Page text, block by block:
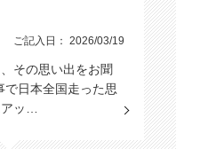
ご記入日： 2026/03/19
その思い出をお聞
で日本全国走った思
ッ…